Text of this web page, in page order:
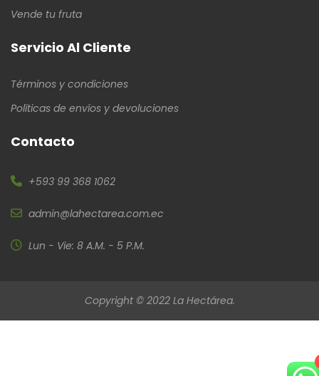
Vende tu fruta
Servicio Al Cliente
Términos y condiciones
Políticas de envíos y devoluciones
Contacto
+593 99 368 1062
admin@lahectarea.com.ec
Lun - Vie: 8 A.M. - 5 P.M.
Copyright © 2022 La Hectárea.